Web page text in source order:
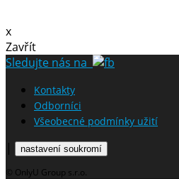
x
Zavřít
Sledujte nás na
Kontakty
Odborníci
Všeobecné podmínky užití
| nastavení soukromí
© OnlyU Group s.r.o.